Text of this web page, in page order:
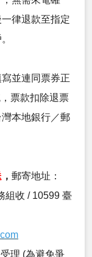
律退款至指定
寫並連同票券正
票款扣除退票
本地銀行／郵
， 郵寄地址：
組收 / 10599 臺
理 (為避免爭